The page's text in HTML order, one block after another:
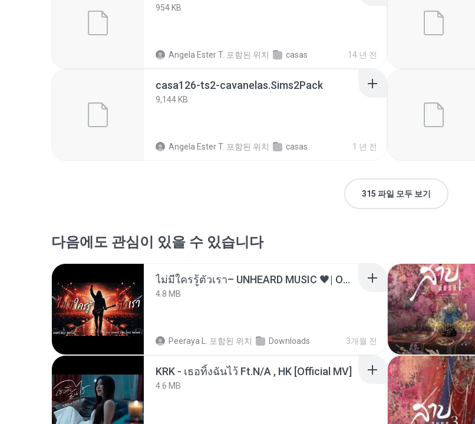
954 KB
Angela Ester T. 포함된 위치 casas 14 년 전
casa126-ts2-cavanelas.Sims2Pack
9,144 KB
Angela Ester T. 포함된 위치 casas 1 년 전
315 파일 모두 보기
다음에도 관심이 있을 수 있습니다
ไม่มีใครรู้ตัวเรา– UNHEARD MUSIC 🖤| Official Lyric Video | เพลงสู้ชีวิต
4.8 MB
Peeraya L. 포함된 위치 Downloads 3개월 전
KRK - เธอทิ้งฉันไว้ Ft.N/A , HK [Official MV]
4.6 MB